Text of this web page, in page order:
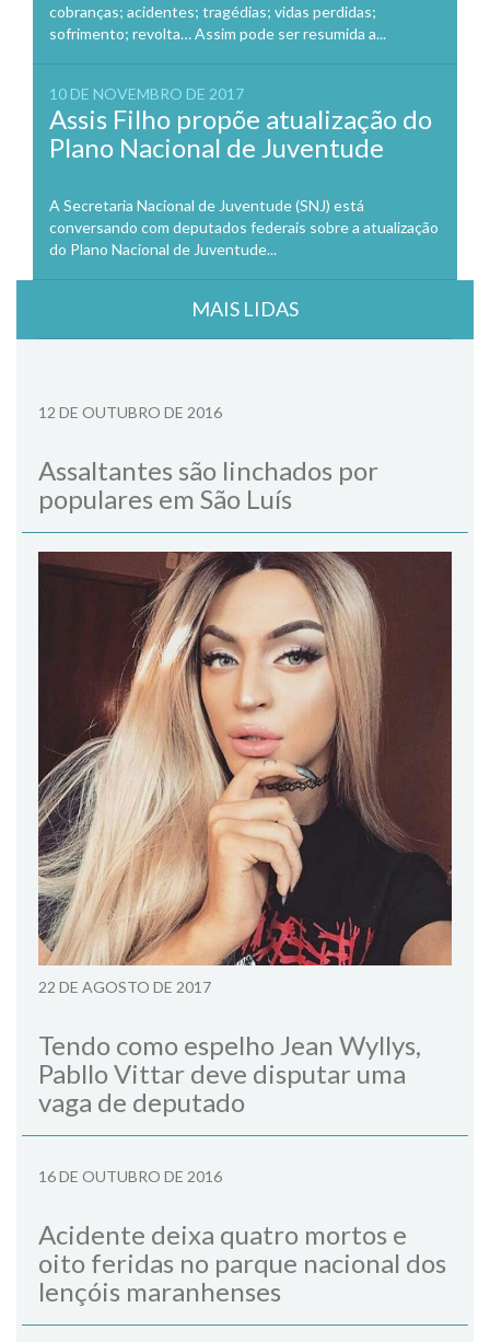
cobranças; acidentes; tragédias; vidas perdidas;
sofrimento; revolta… Assim pode ser resumida a...
10 DE NOVEMBRO DE 2017
Assis Filho propõe atualização do
Plano Nacional de Juventude
A Secretaria Nacional de Juventude (SNJ) está
conversando com deputados federais sobre a atualização
do Plano Nacional de Juventude...
MAIS LIDAS
12 DE OUTUBRO DE 2016
Assaltantes são linchados por
populares em São Luís
22 DE AGOSTO DE 2017
Tendo como espelho Jean Wyllys,
Pabllo Vittar deve disputar uma
vaga de deputado
16 DE OUTUBRO DE 2016
Acidente deixa quatro mortos e
oito feridas no parque nacional dos
lençóis maranhenses